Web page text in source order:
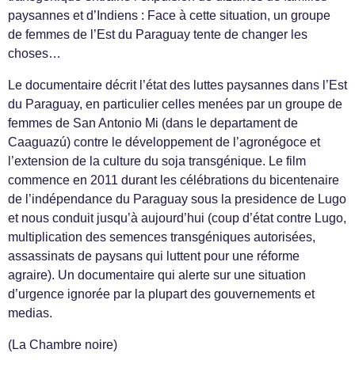
paysannes et d’Indiens : Face à cette situation, un groupe
de femmes de l’Est du Paraguay tente de changer les
choses…
Le documentaire décrit l’état des luttes paysannes dans l’Est
du Paraguay, en particulier celles menées par un groupe de
femmes de San Antonio Mi (dans le departament de
Caaguazú) contre le développement de l’agronégoce et
l’extension de la culture du soja transgénique. Le film
commence en 2011 durant les célébrations du bicentenaire
de l’indépendance du Paraguay sous la presidence de Lugo
et nous conduit jusqu’à aujourd’hui (coup d’état contre Lugo,
multiplication des semences transgéniques autorisées,
assassinats de paysans qui luttent pour une réforme
agraire). Un documentaire qui alerte sur une situation
d’urgence ignorée par la plupart des gouvernements et
medias.
(La Chambre noire)